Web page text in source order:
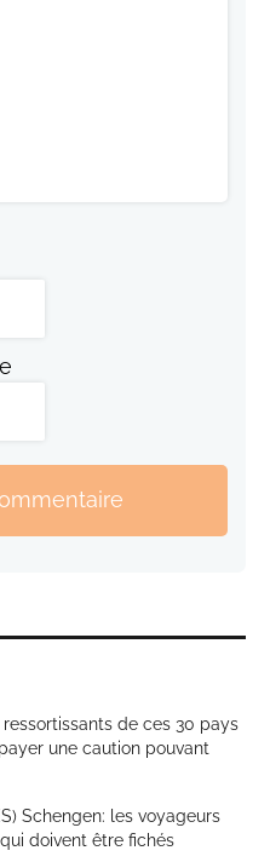
de ces 30 pays
une caution pouvant
Schengen: les voyageurs
doivent être fichés